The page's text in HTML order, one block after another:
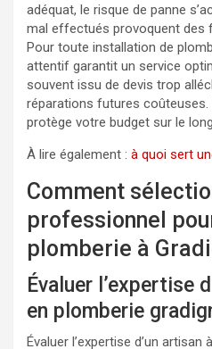
adéquat, le risque de panne
mal effectués provoquent des
Pour toute installation de
attentif garantit un service
souvent issu de devis trop
réparations futures coûteuses.
protège votre budget sur le
À lire également : à quoi sert
Comment
professionnel
plomberie à
Évaluer l’expertise
en plomberie
Évaluer l’expertise d’un artisan